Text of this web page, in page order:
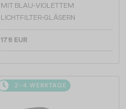
MIT BLAU-VIOLETTEM
LICHTFILTER-GLÄSERN
179 EUR
2-4 WERKTAGE